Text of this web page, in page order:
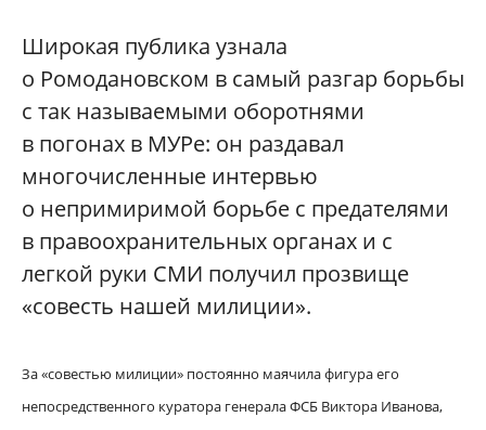
Широкая публика узнала
о Ромодановском в самый разгар борьбы
с так называемыми оборотнями
в погонах в МУРе: он раздавал
многочисленные интервью
о непримиримой борьбе с предателями
в правоохранительных органах и с
легкой руки СМИ получил прозвище
«совесть нашей милиции».
За «совестью милиции» постоянно маячила фигура его
непосредственного куратора генерала ФСБ Виктора Иванова,